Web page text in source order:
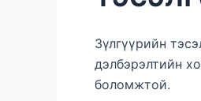
Зүлгүүрийн
дэлбэрэлтийн
боломжтой.